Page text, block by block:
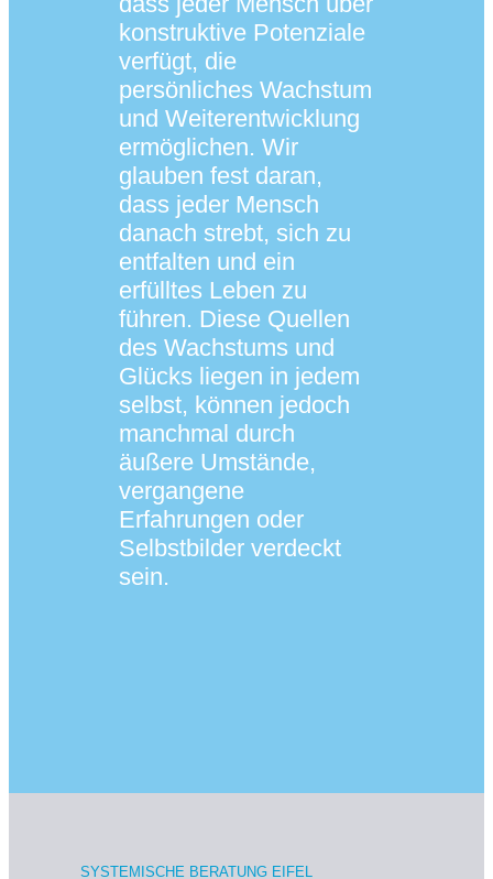
konstruktive Potenziale
verfügt, die
persönliches Wachstum
und Weiterentwicklung
ermöglichen. Wir
glauben fest daran,
dass jeder Mensch
danach strebt, sich zu
entfalten und ein
erfülltes Leben zu
führen. Diese Quellen
des Wachstums und
Glücks liegen in jedem
selbst, können jedoch
manchmal durch
äußere Umstände,
vergangene
Erfahrungen oder
Selbstbilder verdeckt
sein.
SYSTEMISCHE BERATUNG EIFEL